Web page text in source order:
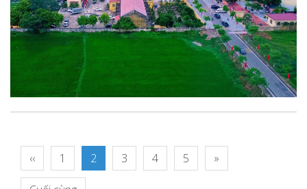
‹‹ 1 2 3 4 5 »